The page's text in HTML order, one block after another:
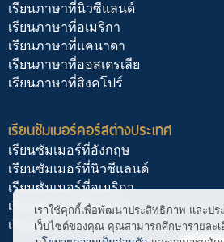
เรียนภาษาที่นิวซีแลนด์
เรียนภาษาที่อเมริกา
เรียนภาษาที่แคนาดา
เรียนภาษาที่ออสเตรเลีย
เรียนภาษาที่สิงคโปร์
เรียนซัมเมอร์คอร์สต่างประเทศ
เรียนซัมเมอร์ที่อังกฤษ
เรียนซัมเมอร์ที่นิวซีแลนด์
เรียนซัมเมอร์ที่อเมริกา
เรียนซัมเมอร์ที่แคนาดา
เรียนซัมเมอร์ที่สิงคโปร์
เราใช้คุกกี้เพื่อพัฒนาประสิทธิภาพ และป
เว็บไซต์ของคุณ คุณสามารถศึกษารายละเ